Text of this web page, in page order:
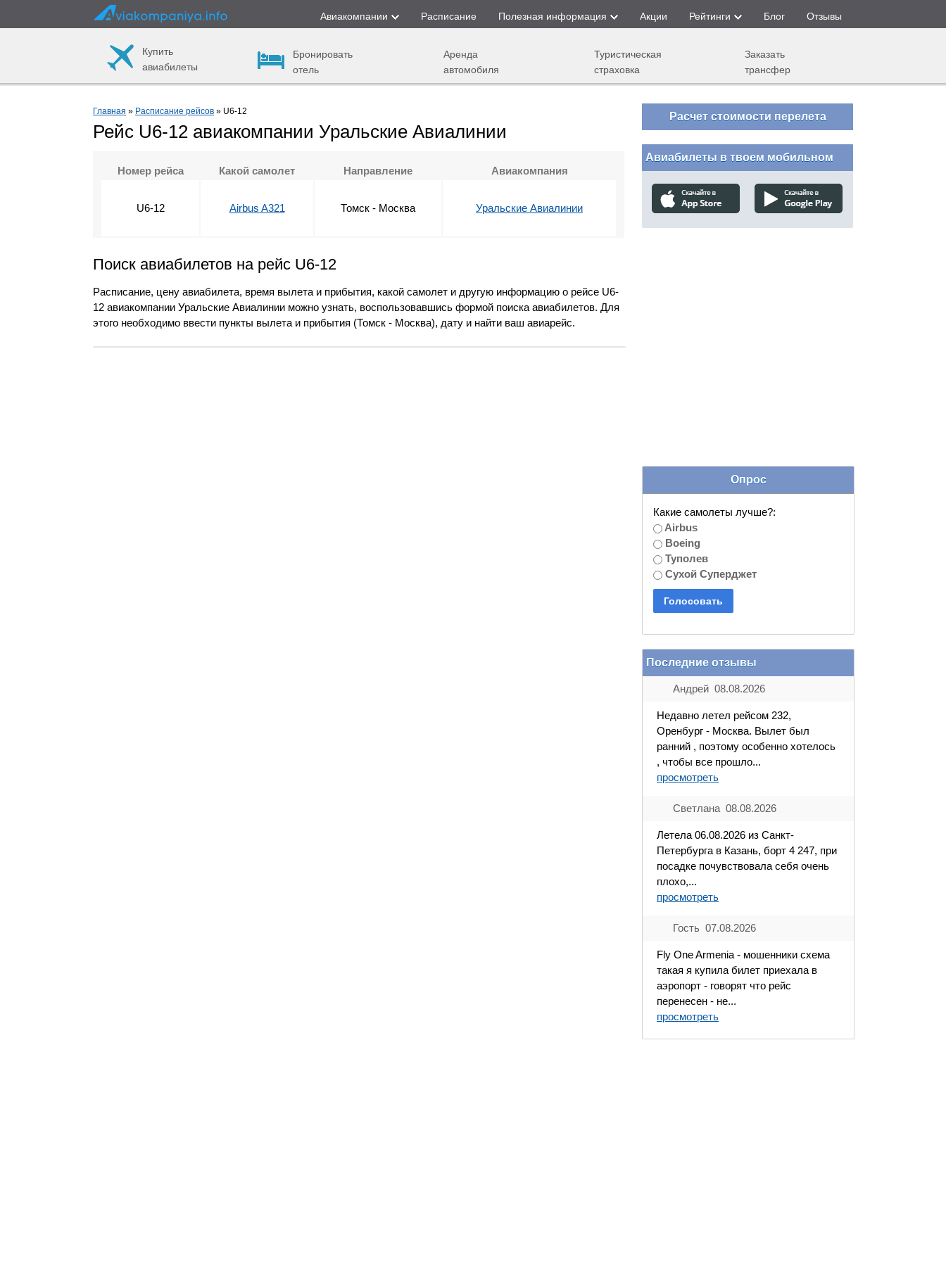
Авиакомпании Расписание Полезная информация Акции Рейтинги Блог Отзывы
Купить
авиабилеты
Бронировать
отель
Аренда
автомобиля
Туристическая
страховка
Заказать
трансфер
Главная » Расписание рейсов » U6-12
Рейс U6-12 авиакомпании Уральские Авиалинии
Номер рейса Какой самолет Направление Авиакомпания
U6-12 Airbus A321 Томск - Москва Уральские Авиалинии
Поиск авиабилетов на рейс U6-12
Расписание, цену авиабилета, время вылета и прибытия, какой самолет и другую информацию о рейсе U6-
12 авиакомпании Уральские Авиалинии можно узнать, воспользовавшись формой поиска авиабилетов. Для
этого необходимо ввести пункты вылета и прибытия (Томск - Москва), дату и найти ваш авиарейс.
Расчет стоимости перелета
Авиабилеты в твоем мобильном
Опрос
Какие самолеты лучше?:
Airbus
Boeing
Туполев
Сухой Суперджет
Последние отзывы
Андрей 08.08.2026
Недавно летел рейсом 232,
Оренбург - Москва. Вылет был
ранний , поэтому особенно хотелось
, чтобы все прошло...
просмотреть
Светлана 08.08.2026
Летела 06.08.2026 из Санкт-
Петербурга в Казань, борт 4 247, при
посадке почувствовала себя очень
плохо,...
просмотреть
Гость 07.08.2026
Fly One Armenia - мошенники схема
такая я купила билет приехала в
аэропорт - говорят что рейс
перенесен - не...
просмотреть